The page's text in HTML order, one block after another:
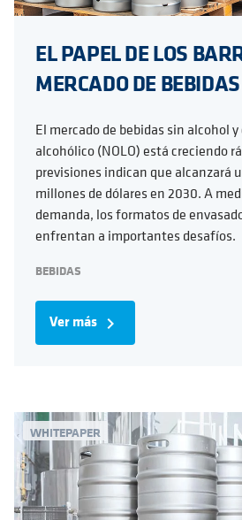
EL PAPEL DE LOS
MERCADO DE
El mercado de bebidas sin alcohol
alcohólico (NOLO) está creciendo
previsiones indican que alcanzará
millones de dólares en 2030. A
demanda, los formatos de
enfrentan a importantes desafíos.
BEBIDAS
Ver más navigate_next
WHITEPAPER